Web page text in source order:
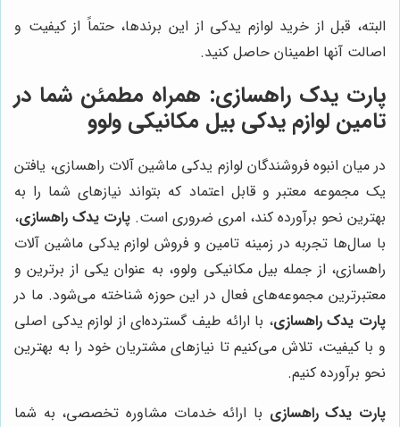
البته، قبل از خرید لوازم یدکی از این برندها، حتماً از کیفیت و
اصالت آنها اطمینان حاصل کنید.
پارت یدک راهسازی: همراه مطمئن شما در
تامین لوازم یدکی بیل مکانیکی ولوو
در میان انبوه فروشندگان لوازم یدکی ماشین آلات راهسازی، یافتن
یک مجموعه معتبر و قابل اعتماد که بتواند نیازهای شما را به
بهترین نحو برآورده کند، امری ضروری است. پارت یدک راهسازی،
با سال‌ها تجربه در زمینه تامین و فروش لوازم یدکی ماشین آلات
راهسازی، از جمله بیل مکانیکی ولوو، به عنوان یکی از برترین و
معتبرترین مجموعه‌های فعال در این حوزه شناخته می‌شود. ما در
پارت یدک راهسازی، با ارائه طیف گسترده‌ای از لوازم یدکی اصلی
و با کیفیت، تلاش می‌کنیم تا نیازهای مشتریان خود را به بهترین
نحو برآورده کنیم.
پارت یدک راهسازی با ارائه خدمات مشاوره تخصصی، به شما